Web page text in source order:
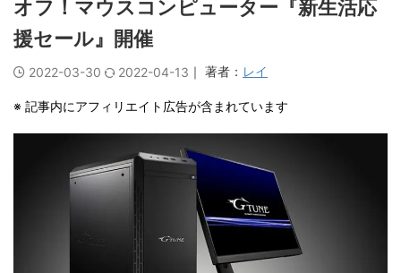
オフ！マウスコンピューター『新生活応
援セール』開催
2022-03-30 2022-04-13 ｜ 著者： レイ
※ 記事内にアフィリエイト広告が含まれています